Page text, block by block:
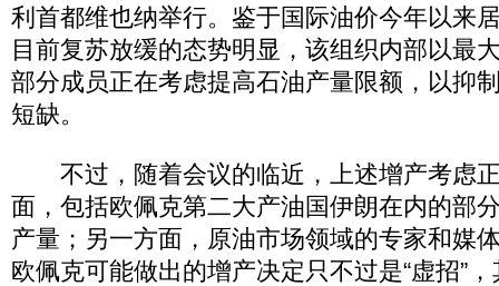
利首都维也纳举行。鉴于国际油价今年以来
目前复苏放缓的态势明显，该组织内部以最
部分成员正在考虑提高石油产量限额，以抑
短缺。
不过，随着会议的临近，上述增产考虑
面，包括欧佩克第二大产油国伊朗在内的部
产量；另一方面，原油市场领域的专家和媒
欧佩克可能做出的增产决定只不过是“虚招”